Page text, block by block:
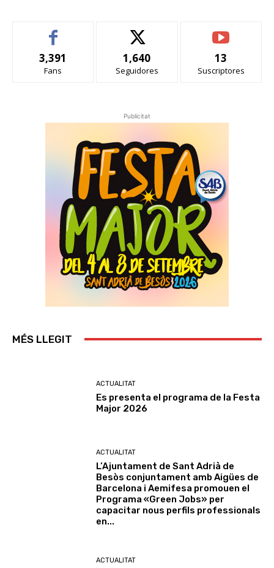
3,391
Fans
1,640
Seguidores
13
Suscriptores
Publicitat
MÉS LLEGIT
ACTUALITAT
Es presenta el programa de la Festa
Major 2026
ACTUALITAT
L’Ajuntament de Sant Adrià de
Besòs conjuntament amb Aigües de
Barcelona i Aemifesa promouen el
Programa «Green Jobs» per
capacitar nous perfils professionals
en...
ACTUALITAT